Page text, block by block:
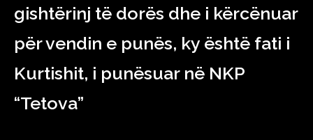
gishtërinj të dorës dhe i kërcënuar
për vendin e punës, ky është fati i
Kurtishit, i punësuar në NKP
“Tetova”